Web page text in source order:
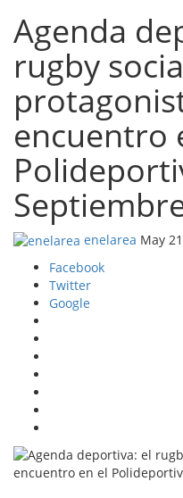
Agenda
rugby
encuentro
enelarea May
Facebook
Twitter
Google